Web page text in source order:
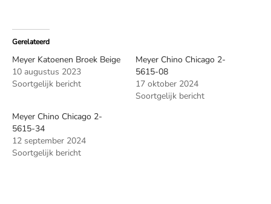
Gerelateerd
Meyer Katoenen Broek Beige
10 augustus 2023
Soortgelijk bericht
Meyer Chino Chicago 2-
5615-08
17 oktober 2024
Soortgelijk bericht
Meyer Chino Chicago 2-
5615-34
12 september 2024
Soortgelijk bericht